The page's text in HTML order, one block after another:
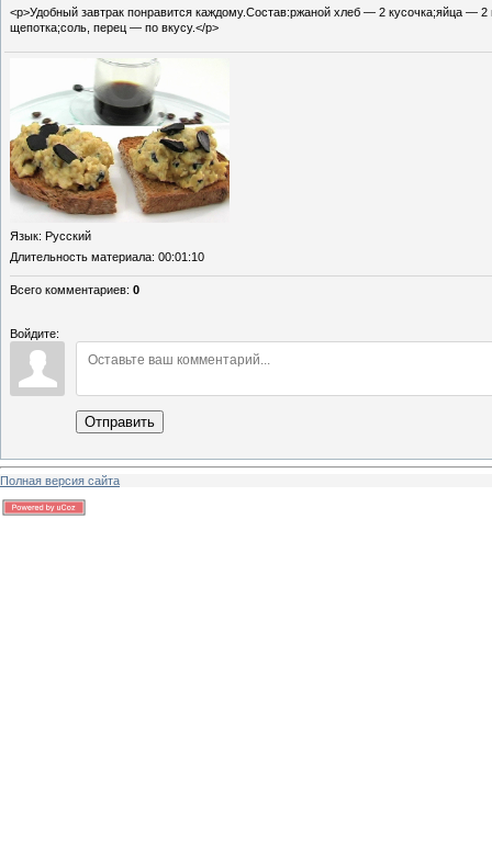
<p>Удобный завтрак понравится каждому.Состав:ржаной хлеб — 2 кусочка;яйца
щепотка;соль, перец — по вкусу.</p>
Язык: Русский
Длительность материала: 00:01:10
Всего комментариев: 0
Войдите:
Отправить
Полная версия сайта